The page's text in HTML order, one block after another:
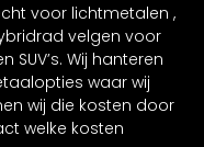
voor lichtmetalen ,
velgen voor
Wij hanteren
waar wij
wij die kosten door
welke kosten